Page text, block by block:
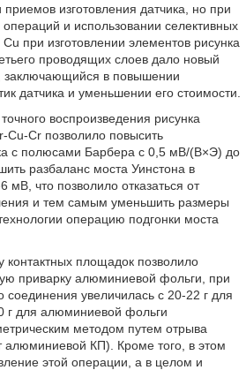
изготовления датчика, но при
и использовании селективных
при изготовлении элементов рисунка
проводящих слоев дало новый
заключающийся в повышении
датчика и уменьшении его стоимости.
воспроизведения рисунка
Cu-Cr позволило повысить
с полюсами Барбера с 0,5 мВ/(В×Э) до
разбаланс моста Уинстона в
что позволило отказаться от
и тем самым уменьшить размеры
операцию подгонки моста
контактных площадок позволило
приварку алюминиевой фольги, при
соединения увеличилась с 20-22 г для
г для алюминиевой фольги
методом путем отрыва
КП). Кроме того, в этом
этой операции, а в целом и